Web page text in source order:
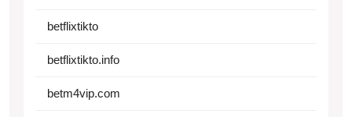
betflixtikto
betflixtikto.info
betm4vip.com